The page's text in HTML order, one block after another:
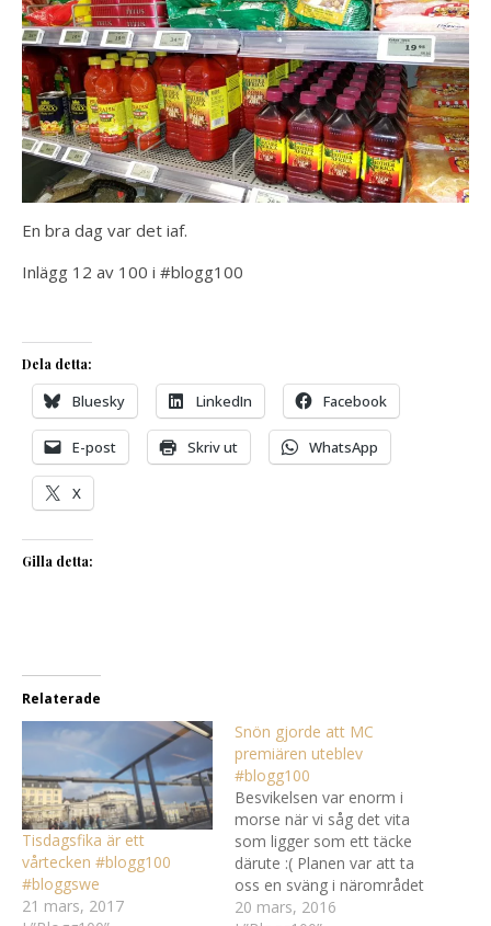
En bra dag var det iaf.
Inlägg 12 av 100 i #blogg100
Dela detta:
Bluesky LinkedIn Facebook
E-post Skriv ut WhatsApp
X
Gilla detta:
Relaterade
Tisdagsfika är ett
vårtecken #blogg100
#bloggswe
21 mars, 2017
Snön gjorde att MC
premiären uteblev
#blogg100
Besvikelsen var enorm i
morse när vi såg det vita
som ligger som ett täcke
därute :( Planen var att ta
oss en sväng i närområdet
men väglaget gjorde inte
20 mars, 2016